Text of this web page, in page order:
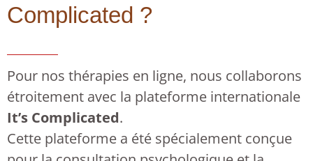
Complicated ?
Pour nos thérapies en ligne, nous collaborons
étroitement avec la plateforme internationale
It’s Complicated.
Cette plateforme a été spécialement conçue